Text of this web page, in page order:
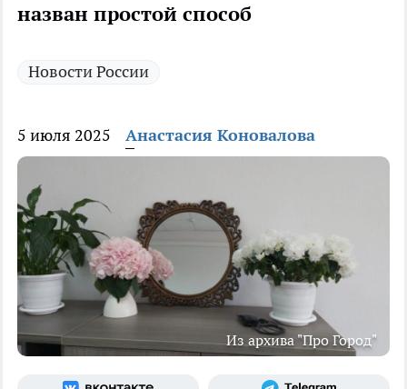
назван простой способ
Новости России
5 июля 2025 Анастасия Коновалова
Из архива "Про Город"